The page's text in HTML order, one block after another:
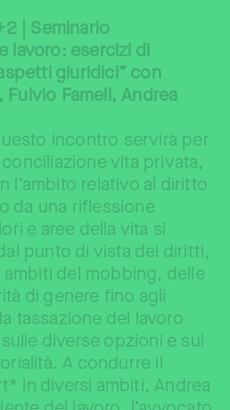
| Seminario
lavoro: esercizi di
giuridici” con
Fameli, Andrea
incontro servirà per
vita privata,
l’ambito relativo al diritto
da una riflessione
e aree della vita si
punto di vista dei diritti,
del mobbing, delle
di genere fino agli
tassazione del lavoro
diverse opzioni e sui
A condurre il
in diversi ambiti, Andrea